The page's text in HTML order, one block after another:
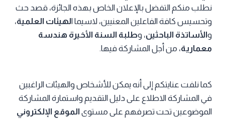
نطلب منكم التفضل بالإعلان الخاص بهذه الجائزة، قصد حث
وتحسيس كافة الفاعلين المعنيين، لاسيما الهيئات العلمية،
والأساتذة الباحثين، وطلبة السنة الأخيرة هندسة
معمارية، من أجل المشاركة فيها.
كما نلفت عنايتكم إلى أنه يمكن للأشخاص والهيئات الراغبين
في المشاركة الاطلاع على دليل التقديم واستمارة المشاركة
الموضوعين تحت تصرفهم على مستوى الموقع الإلكتروني